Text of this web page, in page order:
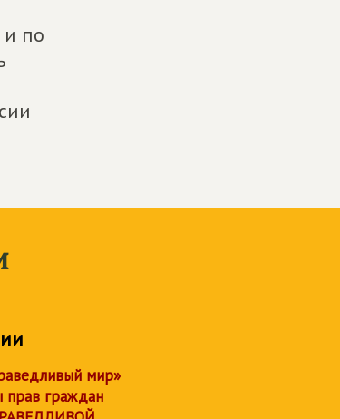
по
мир»
граждан